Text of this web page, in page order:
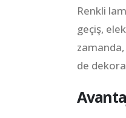
Renkli
geçiş,
de